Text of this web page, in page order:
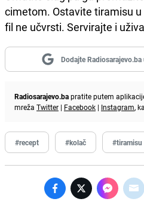
cimetom. Ostavite tiramisu
fil ne učvrsti. Servirajte i
Dodajte
Radiosarajevo.bapratite putem
mreža Twitter | Facebook | Instagram,
#recept #kolač #tiramisu